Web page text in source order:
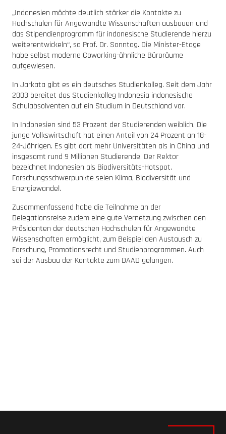
„Indonesien möchte deutlich stärker die Kontakte zu
Hochschulen für Angewandte Wissenschaften ausbauen und
das Stipendienprogramm für indonesische Studierende hierzu
weiterentwickeln“, so Prof. Dr. Sonntag. Die Minister-Etage
habe selbst moderne Coworking-ähnliche Büroräume
aufgewiesen.
In Jarkata gibt es ein deutsches Studienkolleg. Seit dem Jahr
2003 bereitet das Studienkolleg Indonesia indonesische
Schulabsolventen auf ein Studium in Deutschland vor.
In Indonesien sind 53 Prozent der Studierenden weiblich. Die
junge Volkswirtschaft hat einen Anteil von 24 Prozent an 18-
24-Jährigen. Es gibt dort mehr Universitäten als in China und
insgesamt rund 9 Millionen Studierende. Der Rektor
bezeichnet Indonesien als Biodiversitäts-Hotspot.
Forschungsschwerpunkte seien Klima, Biodiversität und
Energiewandel.
Zusammenfassend habe die Teilnahme an der
Delegationsreise zudem eine gute Vernetzung zwischen den
Präsidenten der deutschen Hochschulen für Angewandte
Wissenschaften ermöglicht, zum Beispiel den Austausch zu
Forschung, Promotionsrecht und Studienprogrammen. Auch
sei der Ausbau der Kontakte zum DAAD gelungen.